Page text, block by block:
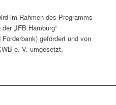
im Rahmen des Programms
„IFB Hamburg“
gefördert und von
e. V. umgesetzt.